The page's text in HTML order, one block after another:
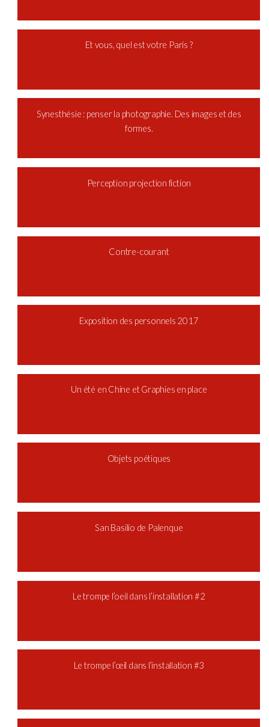
Et vous, quel est votre Paris ?
Synesthésie : penser la photographie. Des images et des
formes.
Perception projection fiction
Contre-courant
Exposition des personnels 2017
Un été en Chine et Graphies en place
Objets poétiques
San Basilio de Palenque
Le trompe l’oeil dans l’installation #2
Le trompe l’œil dans l’installation #3